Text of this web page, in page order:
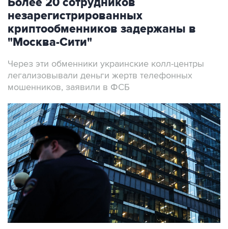
незарегистрированных
криптообменников задержаны в
"Москва-Сити"
Через эти обменники украинские колл-центры
легализовывали деньги жертв телефонных
мошенников, заявили в ФСБ